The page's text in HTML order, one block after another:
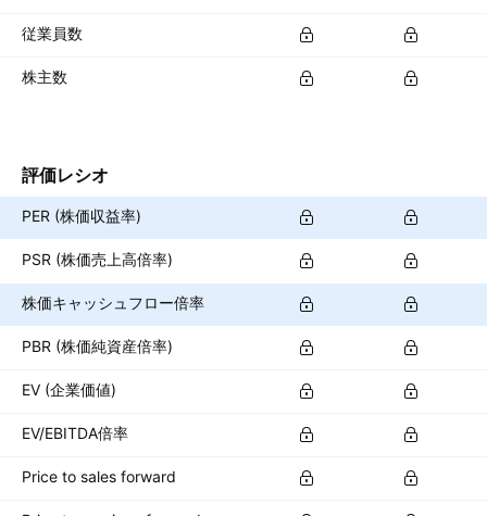
従業員数
株主数
評価レシオ
PER (株価収益率)
PSR (株価売上高倍率)
株価キャッシュフロー倍率
PBR (株価純資産倍率)
EV (企業価値)
EV/EBITDA倍率
Price to sales forward